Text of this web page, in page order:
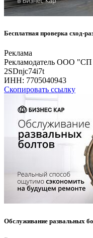
Бесплатная проверка сход-
Реклама
Рекламодатель ООО
2SDnjc74i7t
ИНН: 7705040943
Скопировать ссылку
Обслуживание развальных